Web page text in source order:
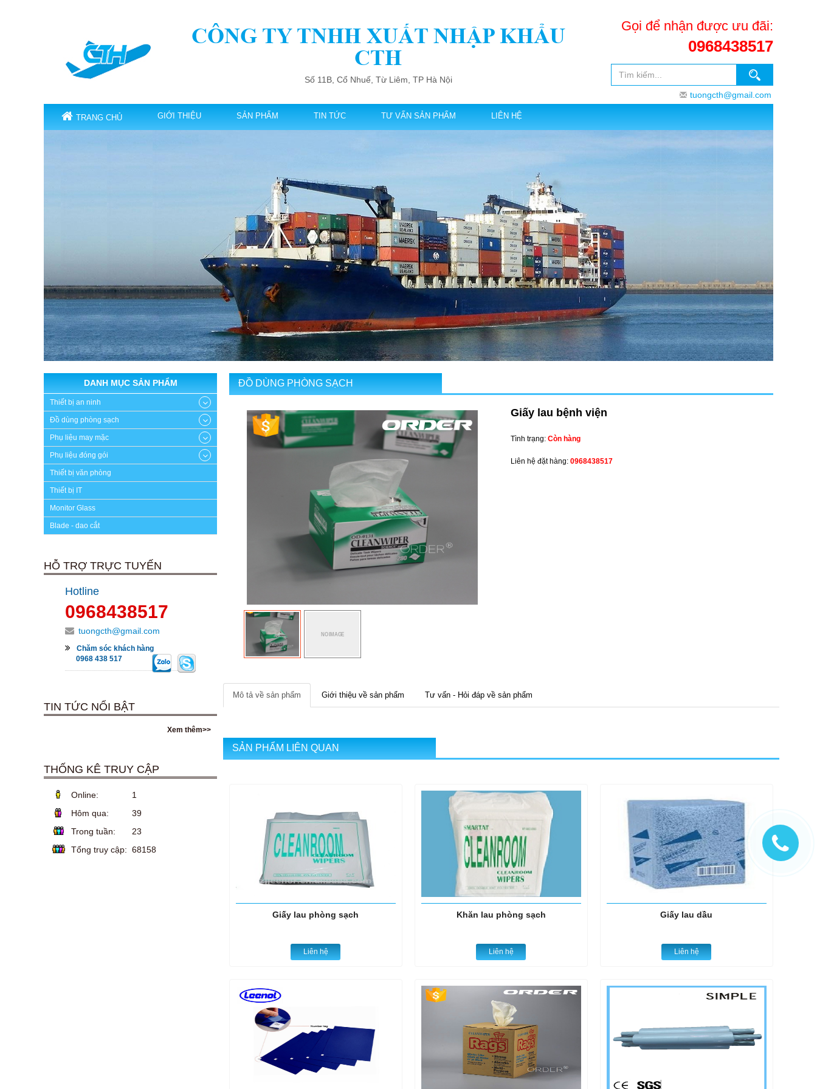
CÔNG TY TNHH XUẤT NHẬP KHẨU
CTH
Số 11B, Cổ Nhuế, Từ Liêm, TP Hà Nội
Gọi để nhận được ưu đãi:
0968438517
tuongcth@gmail.com
TRANG CHỦ GIỚI THIỆU SẢN PHẨM TIN TỨC TƯ VẤN SẢN PHẨM LIÊN HỆ
ĐỒ DÙNG PHÒNG SẠCH
Giấy lau bệnh viện
Tình trạng: Còn hàng
Liên hệ đặt hàng: 0968438517
Mô tả về sản phẩm Giới thiệu về sản phẩm Tư vấn - Hỏi đáp về sản phẩm
SẢN PHẨM LIÊN QUAN
Giấy lau phòng sạch
Liên hệ
Khăn lau phòng sạch
Liên hệ
Giấy lau dầu
Liên hệ
DANH MỤC SẢN PHẨM
Thiết bị an ninh
Đồ dùng phòng sạch
Phụ liệu may mặc
Phụ liệu đóng gói
Thiết bị văn phòng
Thiết bị IT
Monitor Glass
Blade - dao cắt
HỖ TRỢ TRỰC TUYẾN
Hotline
0968438517
tuongcth@gmail.com
Chăm sóc khách hàng
0968 438 517
TIN TỨC NỔI BẬT
Xem thêm>>
THỐNG KÊ TRUY CẬP
Online:
1
Hôm qua:
39
Trong tuần:
23
Tổng truy cập: 68158